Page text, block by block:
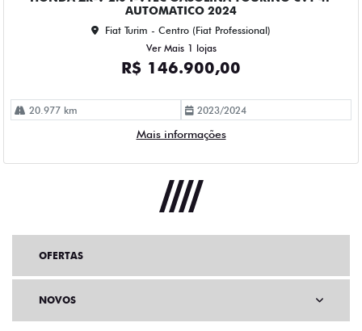
AUTOMATICO 2024
Fiat Turim - Centro (Fiat Professional)
Ver Mais 1 lojas
R$ 146.900,00
20.977 km 2023/2024
Mais informações
OFERTAS
NOVOS